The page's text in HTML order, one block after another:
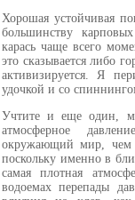
Хорошая устойчивая
большинству
карась чаще всего
это сказывается либо
активизируется. Я
удочкой и со
Учтите и еще один,
атмосферное
окружающий мир,
поскольку именно в
самая плотная
водоемах перепады